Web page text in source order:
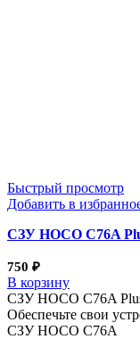
Быстрый просмотр
Добавить в
СЗУ HOCO C76A
750 ₽
В корзину
СЗУ HOCO C76A
Обеспечьте свои
СЗУ HOCO C76A